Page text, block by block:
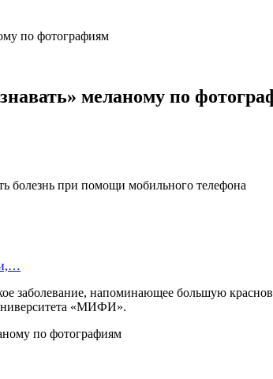
по фотографиям
меланому по
болезнь при помощи мобильного телефона
заболевание, напоминающее большую
«МИФИ».